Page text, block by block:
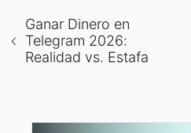
Ganar Dinero en
Telegram 2026:
Realidad vs. Estafa